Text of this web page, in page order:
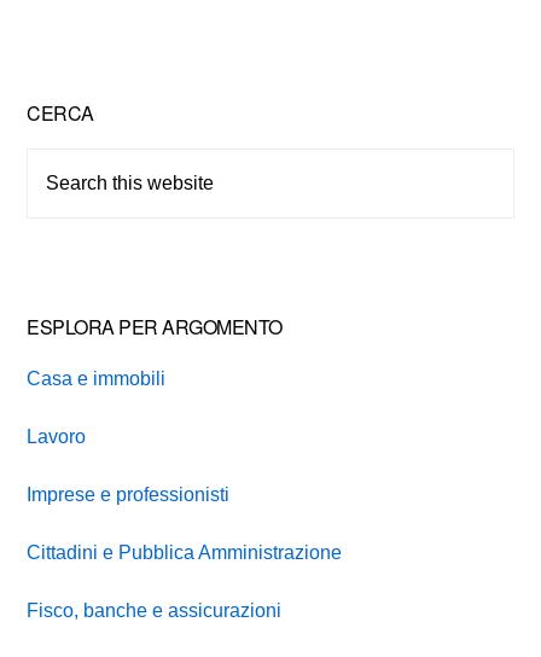
Primary
Sidebar
CERCA
ESPLORA PER ARGOMENTO
Casa e immobili
Lavoro
Imprese e professionisti
Cittadini e Pubblica Amministrazione
Fisco, banche e assicurazioni